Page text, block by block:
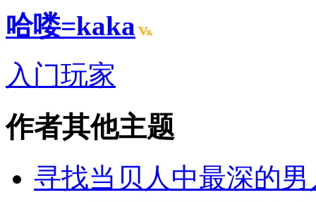
哈喽=kaka
入门玩家
作者其他主题
寻找当贝人中最深的男